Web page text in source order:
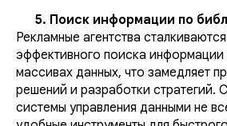
5. Поиск информации по
Рекламные агентства
эффективного поиска информации
массивах данных, что замедляет
решений и разработки стратегий.
системы управления данными не